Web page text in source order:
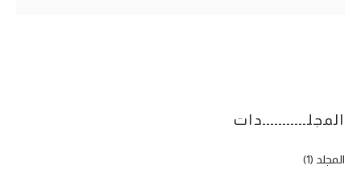
المجلـــــــــــدات
المجلد (1)